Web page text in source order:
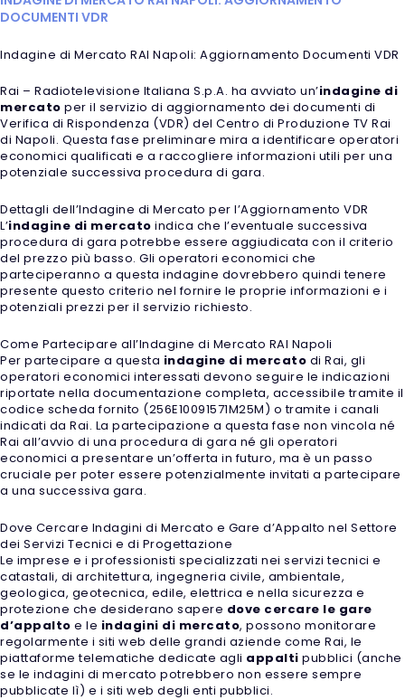
DOCUMENTI VDR
Indagine di Mercato RAI Napoli: Aggiornamento Documenti VDR
Rai – Radiotelevisione Italiana S.p.A. ha avviato un’indagine di
mercato per il servizio di aggiornamento dei documenti di
Verifica di Rispondenza (VDR) del Centro di Produzione TV Rai
di Napoli. Questa fase preliminare mira a identificare operatori
economici qualificati e a raccogliere informazioni utili per una
potenziale successiva procedura di gara.
Dettagli dell’Indagine di Mercato per l’Aggiornamento VDR
L’indagine di mercato indica che l’eventuale successiva
procedura di gara potrebbe essere aggiudicata con il criterio
del prezzo più basso. Gli operatori economici che
parteciperanno a questa indagine dovrebbero quindi tenere
presente questo criterio nel fornire le proprie informazioni e i
potenziali prezzi per il servizio richiesto.
Come Partecipare all’Indagine di Mercato RAI Napoli
Per partecipare a questa indagine di mercato di Rai, gli
operatori economici interessati devono seguire le indicazioni
riportate nella documentazione completa, accessibile tramite il
codice scheda fornito (256E10091571M25M) o tramite i canali
indicati da Rai. La partecipazione a questa fase non vincola né
Rai all’avvio di una procedura di gara né gli operatori
economici a presentare un’offerta in futuro, ma è un passo
cruciale per poter essere potenzialmente invitati a partecipare
a una successiva gara.
Dove Cercare Indagini di Mercato e Gare d’Appalto nel Settore
dei Servizi Tecnici e di Progettazione
Le imprese e i professionisti specializzati nei servizi tecnici e
catastali, di architettura, ingegneria civile, ambientale,
geologica, geotecnica, edile, elettrica e nella sicurezza e
protezione che desiderano sapere dove cercare le gare
d’appalto e le indagini di mercato, possono monitorare
regolarmente i siti web delle grandi aziende come Rai, le
piattaforme telematiche dedicate agli appalti pubblici (anche
se le indagini di mercato potrebbero non essere sempre
pubblicate lì) e i siti web degli enti pubblici.